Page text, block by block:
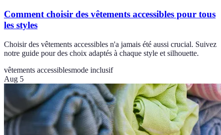
Comment choisir des vêtements accessibles pour tous
les styles
Choisir des vêtements accessibles n'a jamais été aussi crucial. Suivez
notre guide pour des choix adaptés à chaque style et silhouette.
vêtements accessiblesmode inclusif
Aug 5